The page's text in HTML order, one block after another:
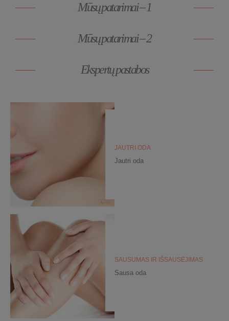
Mūsų patarimai – 1
Mūsų patarimai – 2
Ekspertų pastabos
JAUTRI ODA
Jautri oda
SAUSUMAS IR IŠSAUSĖJIMAS
Sausa oda